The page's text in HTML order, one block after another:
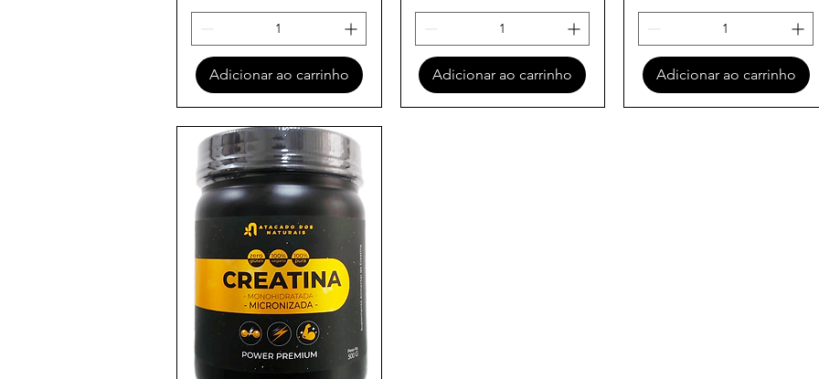
Adicionar ao carrinho Adicionar ao carrinho Adicionar ao carrinho